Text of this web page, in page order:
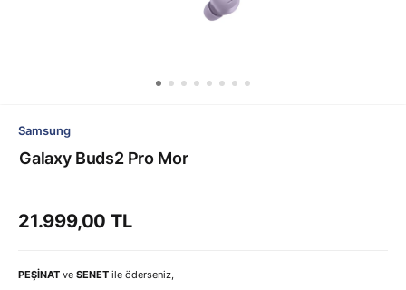
Samsung
Galaxy Buds2 Pro Mor
21.999,00 TL
PEŞİNAT ve SENET ile öderseniz,